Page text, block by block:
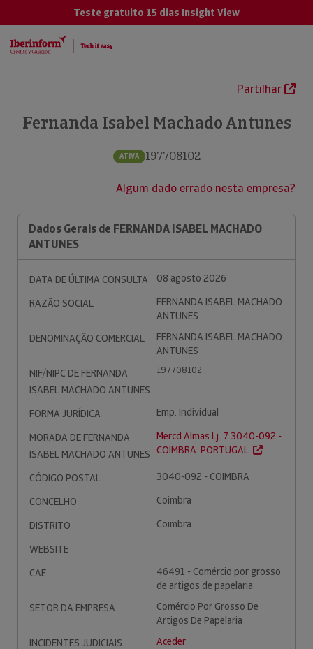
Teste gratuito 15 dias Insight View
Partilhar
Fernanda Isabel Machado Antunes
ATIVA 197708102
Algum dado errado nesta empresa?
Dados Gerais de FERNANDA ISABEL MACHADO
ANTUNES
DATA DE ÚLTIMA CONSULTA
08 agosto 2026
RAZÃO SOCIAL
FERNANDA ISABEL MACHADO
ANTUNES
DENOMINAÇÃO COMERCIAL
FERNANDA ISABEL MACHADO
ANTUNES
NIF/NIPC DE FERNANDA
ISABEL MACHADO ANTUNES
197708102
FORMA JURÍDICA
Emp. Individual
MORADA DE FERNANDA
ISABEL MACHADO ANTUNES
Mercd Almas Lj. 7 3040-092 -
COIMBRA. PORTUGAL.
CÓDIGO POSTAL
3040-092 - COIMBRA
CONCELHO
Coimbra
DISTRITO
Coimbra
WEBSITE
CAE
46491 - Comércio por grosso
de artigos de papelaria
SETOR DA EMPRESA
Comércio Por Grosso De
Artigos De Papelaria
INCIDENTES JUDICIAIS
Aceder